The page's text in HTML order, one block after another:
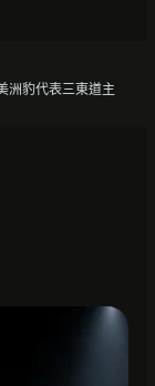
洲豹代表三東道主